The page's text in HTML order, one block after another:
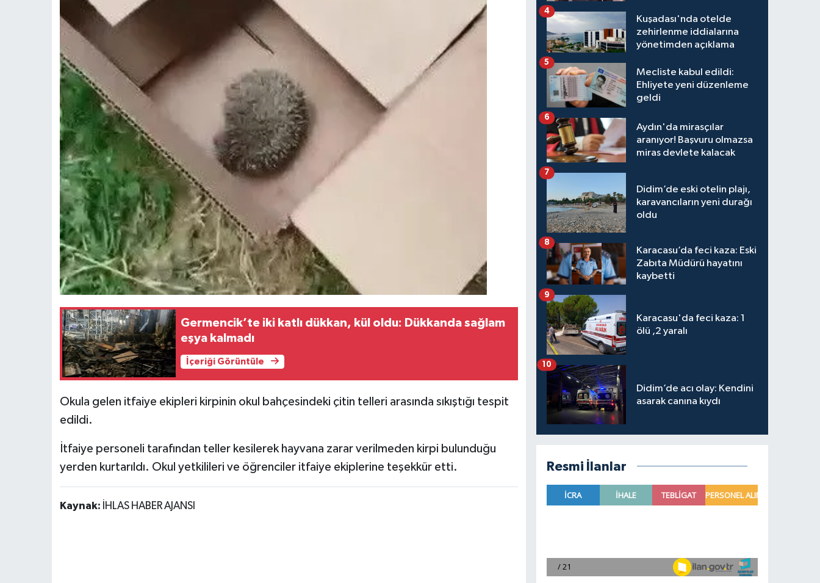
Germencik’te iki katlı dükkan, kül oldu: Dükkanda sağlam
eşya kalmadı
İçeriği Görüntüle
Okula gelen itfaiye ekipleri kirpinin okul bahçesindeki çitin telleri arasında sıkıştığı tespit
edildi.
İtfaiye personeli tarafından teller kesilerek hayvana zarar verilmeden kirpi bulunduğu
yerden kurtarıldı. Okul yetkilileri ve öğrenciler itfaiye ekiplerine teşekkür etti.
Kaynak: İHLAS HABER AJANSI
Kuşadası'nda otelde
zehirlenme iddialarına
yönetimden açıklama
4
Mecliste kabul edildi:
Ehliyete yeni düzenleme
geldi
5
Aydın'da mirasçılar
aranıyor! Başvuru olmazsa
miras devlete kalacak
6
Didim’de eski otelin plajı,
karavancıların yeni durağı
oldu
7
Karacasu’da feci kaza: Eski
Zabıta Müdürü hayatını
kaybetti
8
Karacasu'da feci kaza: 1
ölü ,2 yaralı
9
Didim’de acı olay: Kendini
asarak canına kıydı
10
Resmi İlanlar